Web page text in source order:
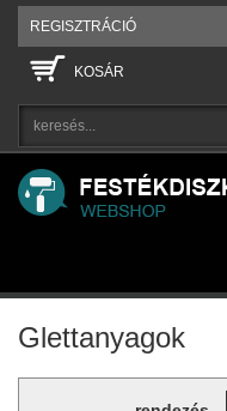
REGISZTRÁCIÓ
KOSÁR
Glettanyagok